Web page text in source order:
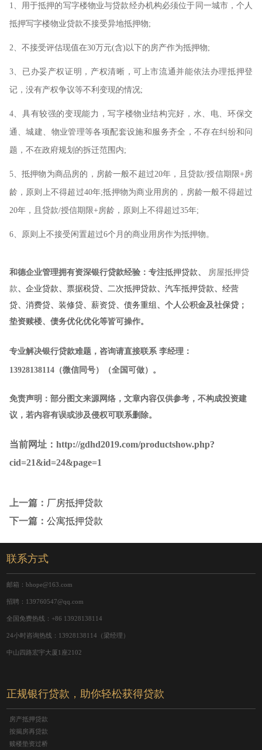
1、用于抵押的写字楼物业与贷款经办机构必须位于同一城市，个人
抵押写字楼物业贷款不接受异地抵押物;
2、不接受评估现值在30万元(含)以下的房产作为抵押物;
3、已办妥产权证明，产权清晰，可上市流通并能依法办理抵押登
记，没有产权争议等不利变现的情况;
4、具有较强的变现能力，写字楼物业结构完好，水、电、环保交
通、城建、物业管理等各项配套设施和服务齐全，不存在纠纷和问
题，不在政府规划的拆迁范围内;
5、抵押物为商品房的，房龄一般不超过20年，且贷款/授信期限+房
龄，原则上不得超过40年;抵押物为商业用房的，房龄一般不得超过
20年，且贷款/授信期限+房龄，原则上不得超过35年;
6、原则上不接受闲置超过6个月的商业用房作为抵押物。
和德企业管理拥有资深银行贷款经验：专注抵押贷款、 房屋抵押贷
款、 企业贷款、 票据税贷、 二次抵押贷款、 汽车抵押贷款、 经营
贷、 消费贷、 装修贷、 薪资贷、 债务重组 、个人公积金及社保贷；
垫资赎楼、债务优化优化等皆可操作。
专业解决银行贷款难题，咨询请直接联系 李经理：
13928138114（微信同号）（全国可做） 。
免责声明：部分图文来源网络，文章内容仅供参考，不构成投资建
议，若内容有误或涉及侵权可联系删除。
当前网址：http://gdhd2019.com/productshow.php?
cid=21&id=24&page=1
上一篇： 厂房抵押贷款
下一篇： 公寓抵押贷款
联系方式
邮箱：bhope@163.com
招聘：139760547@qq.com
全国免费热线：+86 13928138114
24小时咨询热线：13928138114（梁经理）
中山四路宏宇大厦1座2102
正规银行贷款，助你轻松获得贷款
房产抵押贷款
按揭房再贷款
赎楼垫资过桥